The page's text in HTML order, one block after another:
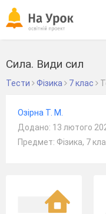
Сила. Види сил
Тести Фізика 7 клас
Озірна Т. М.
Додано: 13 лютого
Предмет: Фізика, 7